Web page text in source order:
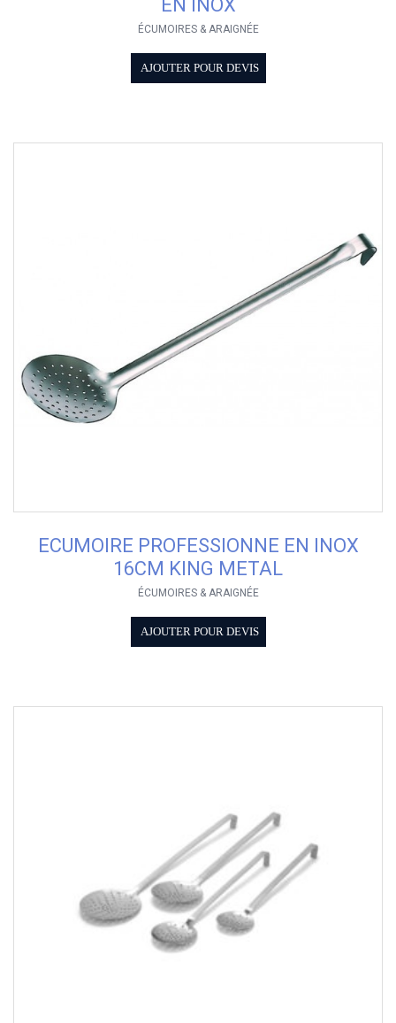
EN INOX
ÉCUMOIRES & ARAIGNÉE
AJOUTER POUR DEVIS
ECUMOIRE PROFESSIONNE EN INOX
16CM KING METAL
ÉCUMOIRES & ARAIGNÉE
AJOUTER POUR DEVIS